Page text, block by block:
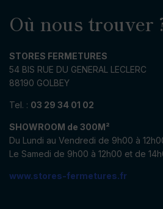
Où nous trouver
STORES FERMETURES
54 BIS RUE DU GENERAL LECLERC
88190 GOLBEY
Tel. : 03 29 34 01 02
SHOWROOM de 300M²
Du Lundi au Vendredi de 9h00 à
Le Samedi de 9h00 à 12h00 et de
www.stores-fermetures.fr